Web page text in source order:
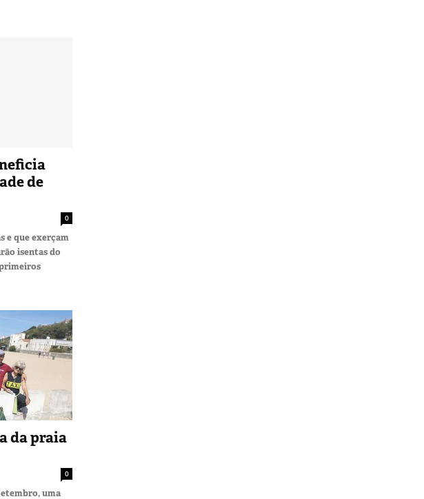
de
0
e que exerçam
isentas do
da praia
0
uma